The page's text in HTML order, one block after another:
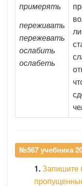
примерять
переживать
пережевать
ослабить
ослабеть
№567 учебника
1.Запишите